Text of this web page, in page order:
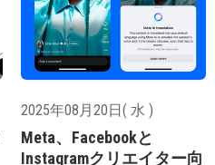
2025年08月20日( 水 )
Meta、Facebookと
Instagramクリエイター向